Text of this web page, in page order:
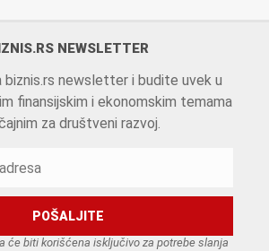
NEWSLETTER
biznis.rs newsletter i budite uvek u
finansijskim i ekonomskim temama
za društveni razvoj.
će biti korišćena isključivo za potrebe slanja